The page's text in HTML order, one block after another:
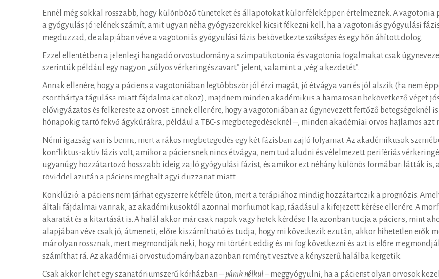
Ennél még sokkal rosszabb, hogy különböző tüneteket és állapotokat különféleképpen értelmeznek. A
a gyógyulás jó jelének számít, amit ugyan néha gyógyszerekkel kicsit fékezni kell, ha a vagotoniás gyógyulási
megduzzad, de alapjában véve a vagotoniás gyógyulási fázis bekövetkezte szükségesés egy hőn áhított dolog.
Ezzel ellentétben a jelenlegi hangadó orvostudomány a szimpatikotonia és vagotonia fogalmakat csak
szerintük például egy nagyon „súlyos vérkeringészavart” jelent, valamint a „vég a kezdetét”.
Annak ellenére, hogy a páciens a vagotoniában legtöbbször jól érzi magát, jó étvágya van és jól alszik (ha nem
csonthártya tágulása miatt fájdalmakat okoz), majdnem minden akadémikus a hamarosan bekövetkező véget
elővigyázatos és felkereste az orvost. Ennek ellenére, hogy a vagotoniában az úgynevezett fertőző
hónapokig tartó fekvő ágykúrákra, például a TBC-s megbetegedéseknél –, minden akadémiai orvos hajlamos azt
Némi igazság van is benne, mert a rákos megbetegedés egy két fázisban zajló folyamat. Az akadémikusok
konfliktus-aktív fázis volt, amikor a páciensnek nincs étvágya, nem tud aludni és vélelmezett perifériás
ugyanúgy hozzátartozó hosszabb ideig zajló gyógyulási fázist, és amikor ezt néhány különös formában látták is,
röviddel azután a páciens meghalt agyi duzzanat miatt.
Konklúzió: a páciens nem járhat egyszerre kétféle úton, mert a terápiához mindig hozzátartozik a prognózis.
általi fájdalmai vannak, az akadémikusoktól azonnal morfiumot kap, ráadásul a kifejezett kérése ellenére. A
akaratát és a kitartását is. A halál akkor már csak napok vagy hetek kérdése. Ha azonban tudja a páciens, mint
alapjában véve csak jó, átmeneti, előre kiszámítható és tudja, hogy mi következik ezután, akkor hihetetlen erők
már olyan rossznak, mert megmondják neki, hogy mi történt eddig és mi fog következni és azt is előre
számíthat rá. Az akadémiai orvostudományban azonban reményt vesztve a kényszerű halálba kergetik.
Csak akkor lehet egy szanatóriumszerű kórházban – pánik nélkül– meggyógyulni, ha a pácienst olyan orvosok